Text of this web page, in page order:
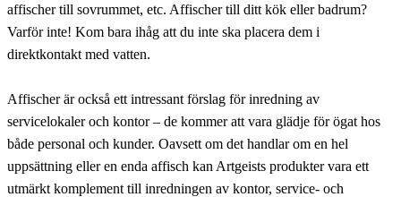
affischer till sovrummet, etc. Affischer till ditt kök eller badrum?
Varför inte! Kom bara ihåg att du inte ska placera dem i
direktkontakt med vatten.
Affischer är också ett intressant förslag för inredning av
servicelokaler och kontor – de kommer att vara glädje för ögat hos
både personal och kunder. Oavsett om det handlar om en hel
uppsättning eller en enda affisch kan Artgeists produkter vara ett
utmärkt komplement till inredningen av kontor, service- och